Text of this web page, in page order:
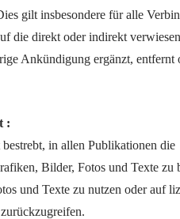
gilt insbesondere für alle
die direkt oder indirekt
Ankündigung ergänzt, entfernt
:
in allen Publikationen die
Bilder, Fotos und Texte zu
und Texte zu nutzen oder auf